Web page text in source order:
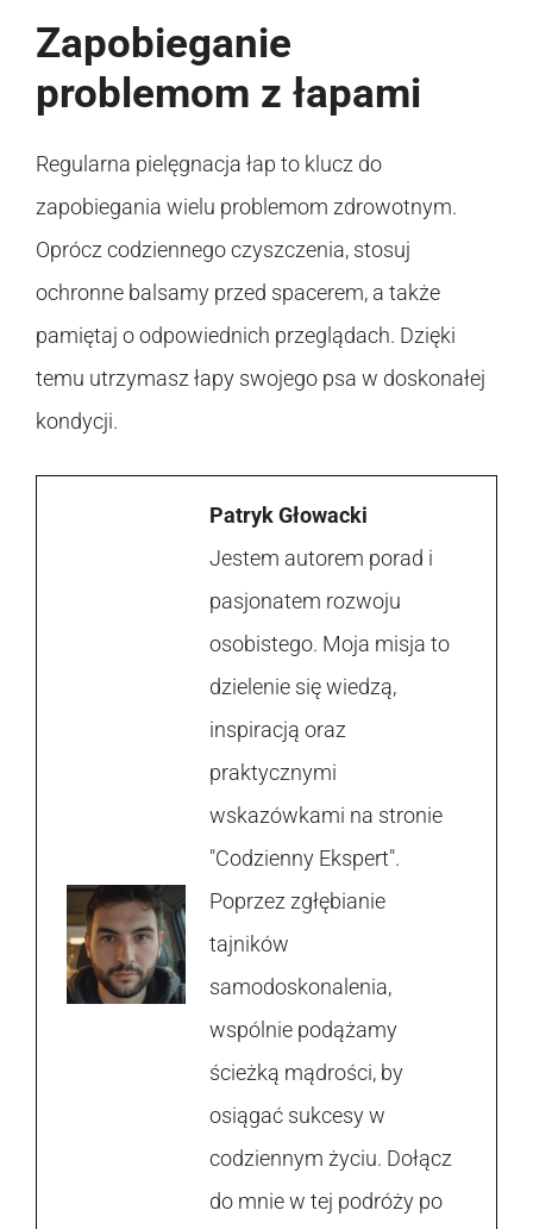
Zapobieganie
problemom z łapami
Regularna pielęgnacja łap to klucz do
zapobiegania wielu problemom zdrowotnym.
Oprócz codziennego czyszczenia, stosuj
ochronne balsamy przed spacerem, a także
pamiętaj o odpowiednich przeglądach. Dzięki
temu utrzymasz łapy swojego psa w doskonałej
kondycji.
Patryk Głowacki
Jestem autorem porad i
pasjonatem rozwoju
osobistego. Moja misja to
dzielenie się wiedzą,
inspiracją oraz
praktycznymi
wskazówkami na stronie
"Codzienny Ekspert".
Poprzez zgłębianie
tajników
samodoskonalenia,
wspólnie podążamy
ścieżką mądrości, by
osiągać sukcesy w
codziennym życiu. Dołącz
do mnie w tej podróży po